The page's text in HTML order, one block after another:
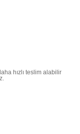
hızlı teslim alabilir